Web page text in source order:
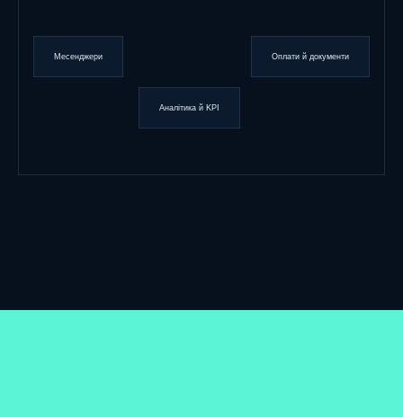
Месенджери Оплати й документи
Аналітика й KPI